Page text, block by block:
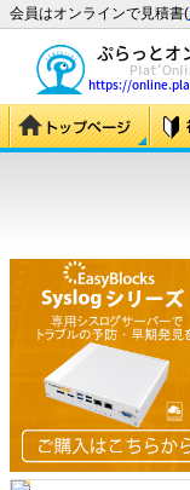
会員はオンラインで見積書(